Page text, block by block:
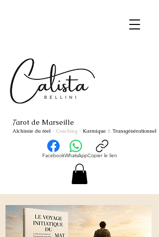
Tarot de Marseille
Alchimie du réel - Coaching - Karmique & Transgénérationnel
FacebookWhatsAppCopier le lien